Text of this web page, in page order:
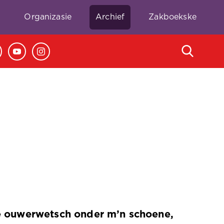
Organizasie Archief Zakboekske
onder m’n schoene,